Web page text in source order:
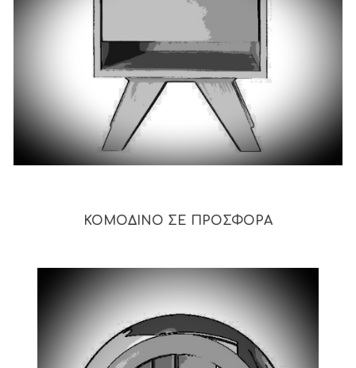
ΚΟΜΟΔΙΝΟ ΣΕ ΠΡΟΣΦΟΡΑ